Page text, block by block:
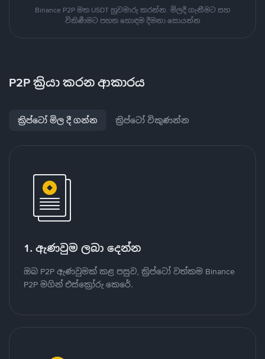
Binance P2P මත USDT හුවමාරු කරන්න. මිලදී ගැනීමට සහ
විකිණීමට පහත හොඳම දීමනා සොයන්න
P2P ක්‍රියා කරන ආකාරය
ක්‍රිප්ටෝ මිල දී ගන්න ක්‍රිප්ටෝ විකුණන්න
1. ඇණවුම ලබා දෙන්න
ඔබ P2P ඇණවුමක් කළ පසුව, ක්‍රිප්ටෝ වත්කම Binance
P2P මගින් එස්ක්‍රෝරු කෙරේ.